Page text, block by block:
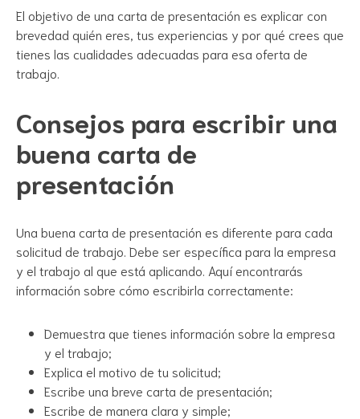
El objetivo de una carta de presentación es explicar con
brevedad quién eres, tus experiencias y por qué crees que
tienes las cualidades adecuadas para esa oferta de
trabajo.
Consejos para escribir una
buena carta de
presentación
Una buena carta de presentación es diferente para cada
solicitud de trabajo. Debe ser específica para la empresa
y el trabajo al que está aplicando. Aquí encontrarás
información sobre cómo escribirla correctamente:
Demuestra que tienes información sobre la empresa
y el trabajo;
Explica el motivo de tu solicitud;
Escribe una breve carta de presentación;
Escribe de manera clara y simple;